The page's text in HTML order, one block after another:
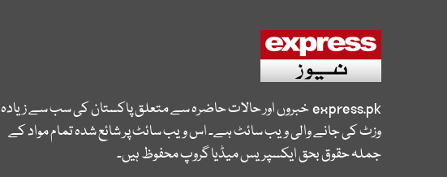
express.pkخبروں اور حالات حاضرہ سے متعلق پاکستان کی سب سے زیادہ
وزٹ کی جانے والی ویب سائٹ ہے۔ اس ویب سائٹ پر شائع شدہ تمام مواد کے
جملہ حقوق بحق ایکسپریس میڈیا گروپ محفوظ ہیں۔